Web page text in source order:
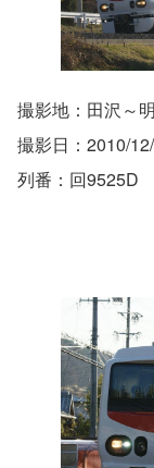
撮影地：田沢～
撮影日：2010/
列番：回9525D